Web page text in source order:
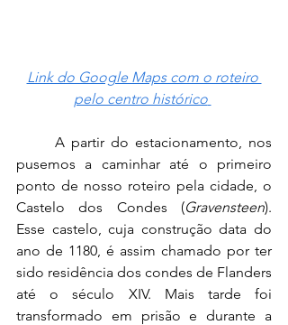
Link do Google Maps com o roteiro
pelo centro histórico
pusemos a caminhar até o primeiro
ponto de nosso roteiro pela cidade, o
Castelo dos Condes (Gravensteen).
Esse castelo, cuja construção data do
ano de 1180, é assim chamado por ter
sido residência dos condes de Flanders
até o século XIV. Mais tarde foi
transformado em prisão e durante a